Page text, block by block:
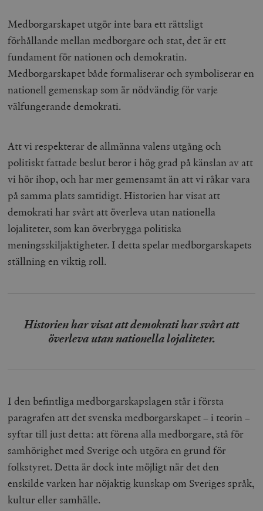
Medborgarskapet utgör inte bara ett rättsligt
förhållande mellan medborgare och stat, det är ett
fundament för nationen och demokratin.
Medborgarskapet både formaliserar och symboliserar en
nationell gemenskap som är nödvändig för varje
välfungerande demokrati.
Att vi respekterar de allmänna valens utgång och
politiskt fattade beslut beror i hög grad på känslan av att
vi hör ihop, och har mer gemensamt än att vi råkar vara
på samma plats samtidigt. Historien har visat att
demokrati har svårt att överleva utan nationella
lojaliteter, som kan överbrygga politiska
meningsskiljaktigheter. I detta spelar medborgarskapets
ställning en viktig roll.
Historien har visat att demokrati har svårt att
överleva utan nationella lojaliteter.
I den befintliga medborgarskapslagen står i första
paragrafen att det svenska medborgarskapet – i teorin –
syftar till just detta: att förena alla medborgare, stå för
samhörighet med Sverige och utgöra en grund för
folkstyret. Detta är dock inte möjligt när det den
enskilde varken har nöjaktig kunskap om Sveriges språk,
kultur eller samhälle.